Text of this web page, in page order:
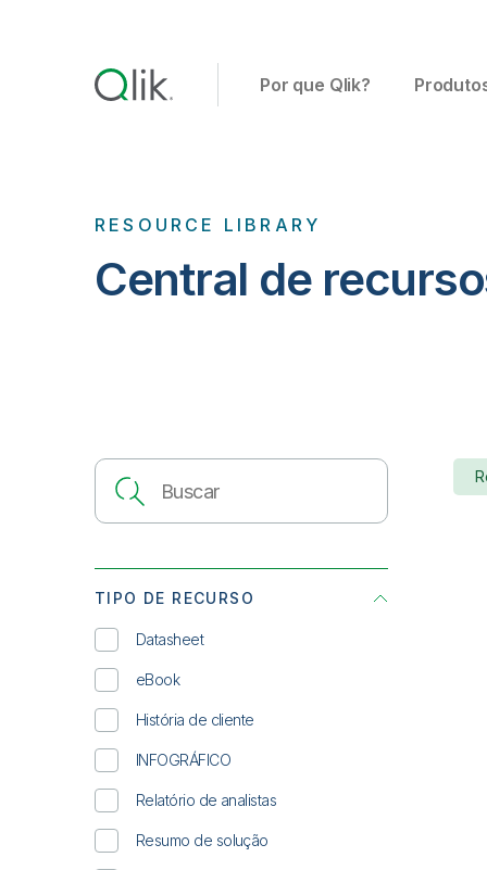
Por que Qlik?
RESOURCE LIBRARY
Central de
TIPO DE RECURSO
Datasheet
eBook
História de cliente
INFOGRÁFICO
Relatório de analistas
Resumo de solução